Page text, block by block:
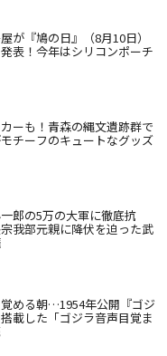
が『鳩の日』（8月10日）
表！今年はシリコンポーチ
ーも！青森の縄文遺跡群で
チーフのキュートなグッズ
一郎の5万の大軍に徹底抗
我部元親に降伏を迫った武
める朝…1954年公開『ゴジ
載した「ゴジラ音声目覚ま